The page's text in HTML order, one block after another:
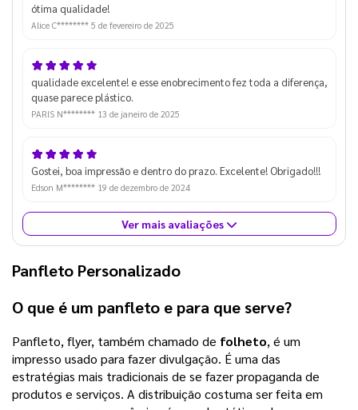
ótima qualidade!
Alice C******** 5 de fevereiro de 2025
qualidade excelente! e esse enobrecimento fez toda a diferença,
quase parece plástico.
PARIS N******** 13 de janeiro de 2025
Gostei, boa impressão e dentro do prazo. Excelente! Obrigado!!!
Edson M******** 19 de dezembro de 2024
Ver mais avaliações
Panfleto Personalizado
O que é um panfleto e para que serve?
Panfleto, flyer, também chamado de folheto, é um
impresso usado para fazer divulgação. É uma das
estratégias mais tradicionais de se fazer propaganda de
produtos e serviços. A distribuição costuma ser feita em